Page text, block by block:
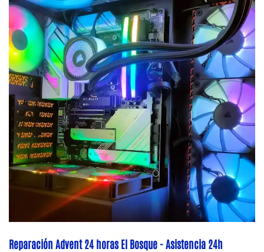
Reparación Advent 24 horas El Bosque - Asistencia 24h